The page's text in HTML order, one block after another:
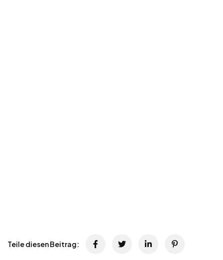
Teile diesen Beitrag: